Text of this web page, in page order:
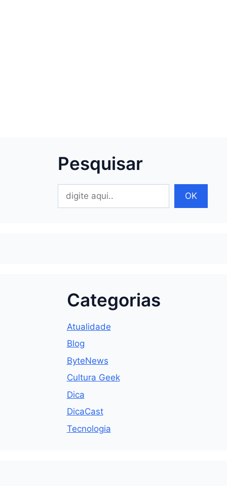
Pesquisar
OK
Categorias
Atualidade
Blog
ByteNews
Cultura Geek
Dica
DicaCast
Tecnologia